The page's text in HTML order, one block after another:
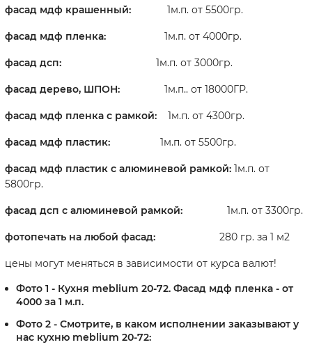
фасад мдф крашенный: 1м.п. от 5500гр.
фасад мдф пленка: 1м.п. от 4000гр.
фасад дсп: 1м.п. от 3000гр.
фасад дерево, ШПОН: 1м.п.. от 18000ГР.
фасад мдф пленка с рамкой: 1м.п. от 4300гр.
фасад мдф пластик: 1м.п. от 5500гр.
фасад мдф пластик с алюминевой рамкой: 1м.п. от
5800гр.
фасад дсп с алюминевой рамкой: 1м.п. от 3300гр.
фотопечать на любой фасад: 280 гр. за 1 м2
цены могут меняться в зависимости от курса валют!
Фото 1 - Кухня meblium 20-72. Фасад мдф пленка - от
4000 за 1 м.п.
Фото 2 - Смотрите, в каком исполнении заказывают у
нас кухню meblium 20-72​: